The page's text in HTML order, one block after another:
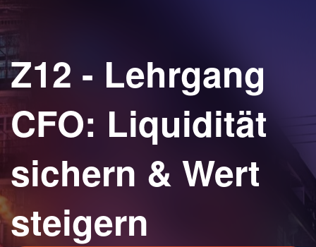
Z12 - Lehrgang
CFO: Liquidität
sichern & Wert
steigern